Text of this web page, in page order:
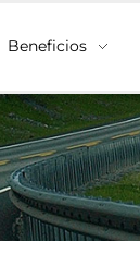
Beneficios